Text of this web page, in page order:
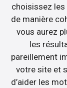
choisissez
de manière
vous aurez
les
pareillement
votre site et
d’aider les